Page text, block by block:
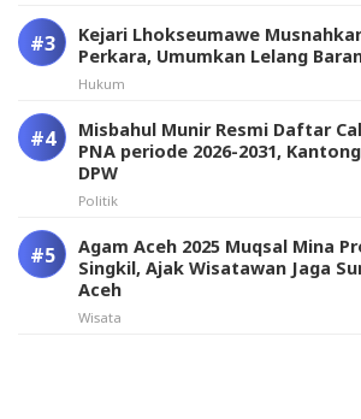
Kejari Lhokseumawe
Perkara, Umumkan Lelang
Hukum
Misbahul Munir Resmi Daftar
PNA periode 2026-2031,
DPW
Politik
Agam Aceh 2025 Muqsal Mina
Singkil, Ajak Wisatawan Jaga
Aceh
Wisata